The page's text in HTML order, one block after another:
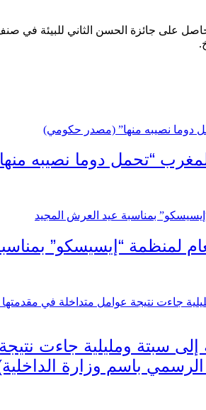
على جائزة الحسن الثاني للبيئة في
“تحمل دوما نصيبه
لمنظمة “إيسيسكو”
إلى سبتة ومليلية جاءت
باسم وزارة